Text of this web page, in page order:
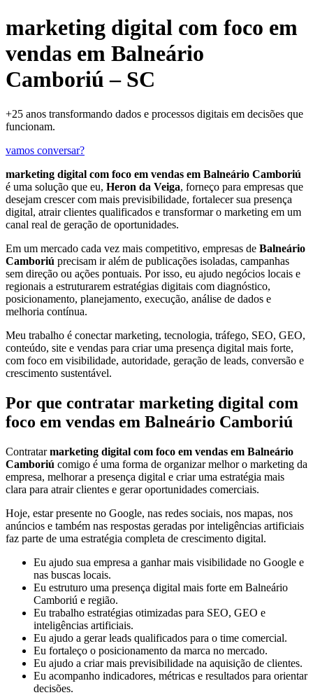
marketing digital com foco em
vendas em Balneário
Camboriú – SC
+25 anos transformando dados e processos digitais em decisões que
funcionam.
vamos conversar?
marketing digital com foco em vendas em Balneário Camboriú
é uma solução que eu, Heron da Veiga, forneço para empresas que
desejam crescer com mais previsibilidade, fortalecer sua presença
digital, atrair clientes qualificados e transformar o marketing em um
canal real de geração de oportunidades.
Em um mercado cada vez mais competitivo, empresas de Balneário
Camboriú precisam ir além de publicações isoladas, campanhas
sem direção ou ações pontuais. Por isso, eu ajudo negócios locais e
regionais a estruturarem estratégias digitais com diagnóstico,
posicionamento, planejamento, execução, análise de dados e
melhoria contínua.
Meu trabalho é conectar marketing, tecnologia, tráfego, SEO, GEO,
conteúdo, site e vendas para criar uma presença digital mais forte,
com foco em visibilidade, autoridade, geração de leads, conversão e
crescimento sustentável.
Por que contratar marketing digital com
foco em vendas em Balneário Camboriú
Contratarmarketing digital com foco em vendas em Balneário
Camboriú comigo é uma forma de organizar melhor o marketing da
empresa, melhorar a presença digital e criar uma estratégia mais
clara para atrair clientes e gerar oportunidades comerciais.
Hoje, estar presente no Google, nas redes sociais, nos mapas, nos
anúncios e também nas respostas geradas por inteligências artificiais
faz parte de uma estratégia completa de crescimento digital.
Eu ajudo sua empresa a ganhar mais visibilidade no Google e
nas buscas locais.
Eu estruturo uma presença digital mais forte em Balneário
Camboriú e região.
Eu trabalho estratégias otimizadas para SEO, GEO e
inteligências artificiais.
Eu ajudo a gerar leads qualificados para o time comercial.
Eu fortaleço o posicionamento da marca no mercado.
Eu ajudo a criar mais previsibilidade na aquisição de clientes.
Eu acompanho indicadores, métricas e resultados para orientar
decisões.